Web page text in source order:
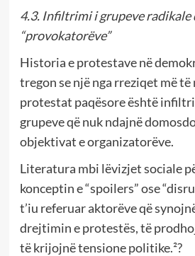
4.3. Infiltrimi i grupeve radikale
“provokatorëve”
Historia e protestave në
tregon se një nga rreziqet më të
protestat paqësore është
grupeve që nuk ndajnë
objektivat e organizatorëve.
Literatura mbi lëvizjet sociale
konceptin e “spoilers” ose
t’iu referuar aktorëve që
drejtimin e protestës, të
të krijojnë tensione politike.²?